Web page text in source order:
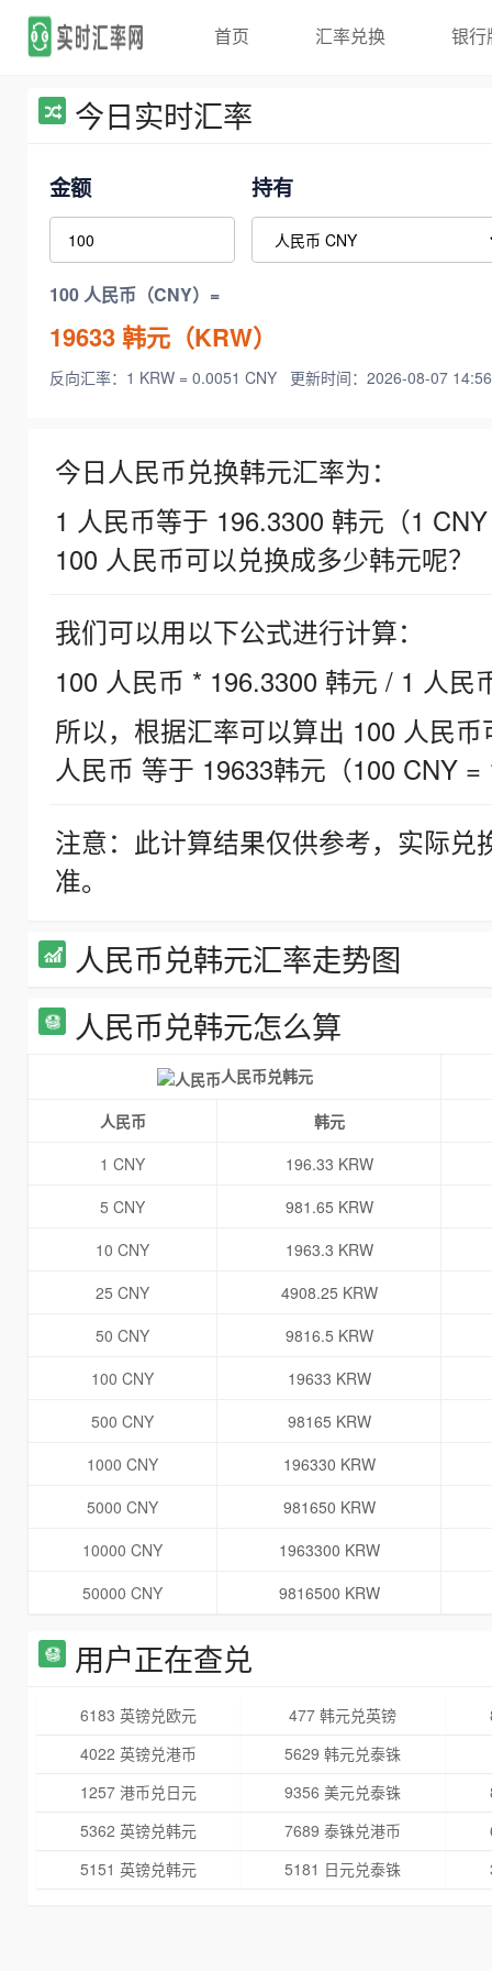
首页 汇率兑换 银行
今日实时汇率
金额 持有
100 人民币（CNY）=
19633韩元（KRW）
反向汇率：1 KRW = 0.0051 CNY 更新时间：2026-08-07
今日人民币兑换韩元汇率为：
1 人民币等于 196.3300 韩元（1
100 人民币可以兑换成多少韩元呢？
我们可以用以下公式进行计算：
100 人民币 * 196.3300 韩元 / 1 人民
所以，根据汇率可以算出 100 人民
人民币 等于 19633韩元（100 CNY =
注意：此计算结果仅供参考，实际
准。
人民币兑韩元汇率走势图
人民币兑韩元怎么算
人民币兑韩元
人民币
韩元
1 CNY
196.33 KRW
5 CNY
981.65 KRW
10 CNY
1963.3 KRW
25 CNY
4908.25 KRW
50 CNY
9816.5 KRW
100 CNY
19633 KRW
500 CNY
98165 KRW
1000 CNY
196330 KRW
5000 CNY
981650 KRW
10000 CNY
1963300 KRW
50000 CNY
9816500 KRW
用户正在查兑
6183 英镑兑欧元 477 韩元兑英镑
4022 英镑兑港币
5629 韩元兑泰铢
1257 港币兑日元
9356 美元兑泰铢
5362 英镑兑韩元
7689 泰铢兑港币
5151 英镑兑韩元
5181 日元兑泰铢